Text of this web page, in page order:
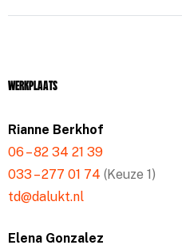
Werkplaats
Rianne Berkhof
06 – 82 34 21 39
033 – 277 01 74 (Keuze 1)
td@dalukt.nl
Elena Gonzalez